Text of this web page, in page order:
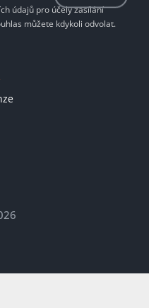
údajů pro účely zasílání
můžete kdykoli odvolat.